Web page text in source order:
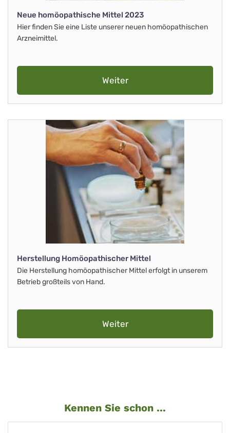
Neue homöopathische Mittel 2023
Hier finden Sie eine Liste unserer neuen homöopathischen
Arzneimittel.
Weiter
Herstellung Homöopathischer Mittel
Die Herstellung homöopathischer Mittel erfolgt in unserem
Betrieb großteils von Hand.
Weiter
Kennen Sie schon ...